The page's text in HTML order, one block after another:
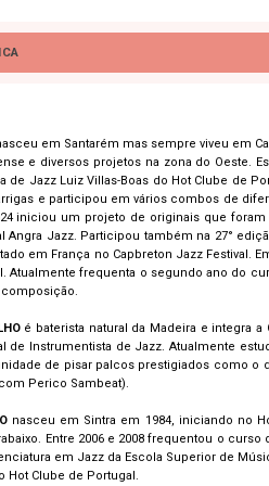
em Santarém mas sempre viveu em
e diversos projetos na zona do Oeste.
de Jazz Luiz Villas-Boas do Hot Clube de
e participou em vários combos de
iniciou um projeto de originais que
Angra Jazz. Participou também na 27°
em França no Capbreton Jazz Festival.
Atualmente frequenta o segundo ano do
é baterista natural da Madeira e integra
de Instrumentista de Jazz. Atualmente
de pisar palcos prestigiados como o
Perico Sambeat).
nasceu em Sintra em 1984, iniciando no
Entre 2006 e 2008 frequentou o
em Jazz da Escola Superior de
Hot Clube de Portugal.